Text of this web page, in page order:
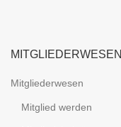
MITGLIEDERWESEN
Mitgliederwesen
Mitglied werden